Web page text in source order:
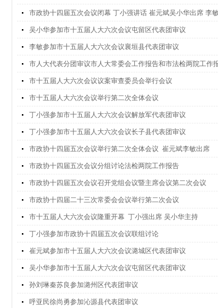
市政协十四届五次会议闭幕 丁小强讲话 崔元斌吴小华出席 李
吴小华参加市十五届人大六次会议屯留区代表团审议
李敏参加市十五届人大六次会议襄垣县代表团审议
市人大代表分团审议市人大常委会工作报告和市法检两院工作
市十五届人大六次会议议案审查委员会举行会议
市十五届人大六次会议举行第二次全体会议
丁小强参加市十五届人大六次会议解放军代表团审议
丁小强参加市十五届人大六次会议长子县代表团审议
市政协十四届五次会议举行第二次全体会议 崔元斌李敏出席
市政协十四届五次会议分组讨论法检两院工作报告
市政协十四届五次会议召开党组会议暨主席会议第二次会议
市政协十四届二十三次常委会会议举行第二次会议
市十五届人大六次会议隆重开幕 丁小强出席 吴小华主持
丁小强参加市政协十四届五次会议联组讨论
崔元斌参加市十五届人大六次会议潞城区代表团审议
吴小华参加市十五届人大六次会议屯留区代表团审议
孙刘琳秦苏良参加潞州区代表团审议
呼亚民徐尚勇参加沁源县代表团审议